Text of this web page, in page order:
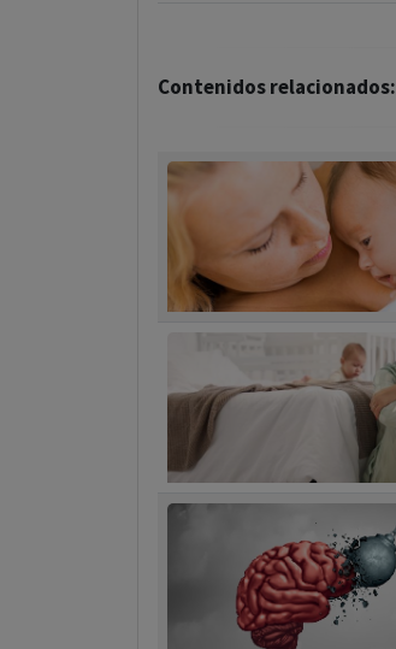
Contenidos relacionados: